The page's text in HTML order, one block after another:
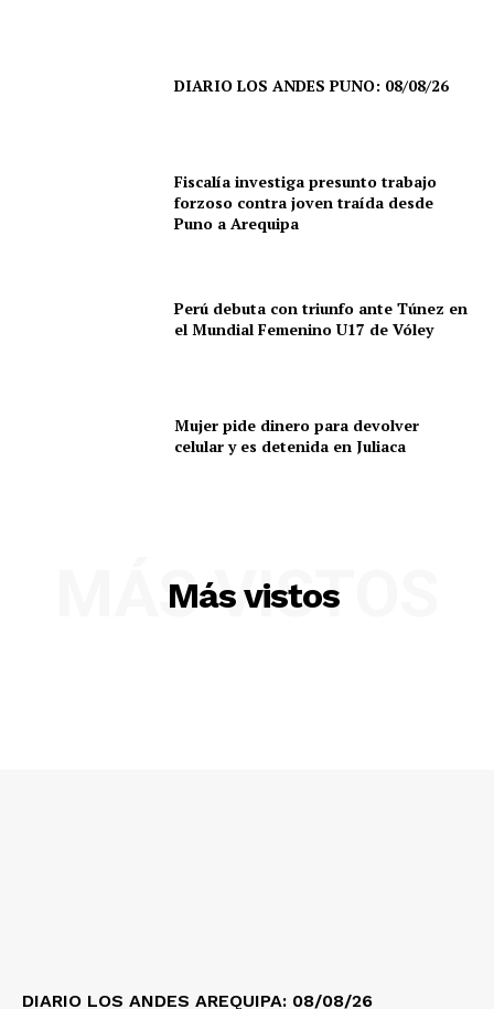
DIARIO LOS ANDES PUNO: 08/08/26
Fiscalía investiga presunto trabajo
forzoso contra joven traída desde
Puno a Arequipa
Perú debuta con triunfo ante Túnez en
el Mundial Femenino U17 de Vóley
Mujer pide dinero para devolver
celular y es detenida en Juliaca
Más vistos
MÁS VISTOS
DIARIO LOS ANDES AREQUIPA: 08/08/26